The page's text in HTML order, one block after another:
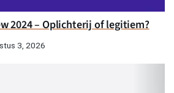
2024 – Oplichterij of legitiem?
3, 2026